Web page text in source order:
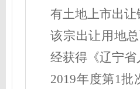
有土地上市出
该宗出让用地
经获得《辽宁省
2019年度第1批